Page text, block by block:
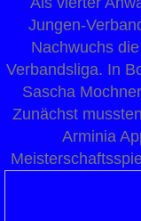
Jungen-
Nachwuchs
Verbandsliga. In
Sascha
Zunächst
Arminia